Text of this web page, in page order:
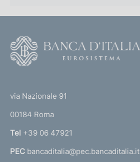
r
n
a
via Nazionale 91
00184 Roma
Tel +39 06 47921
PEC bancaditalia@pec.bancaditalia.it